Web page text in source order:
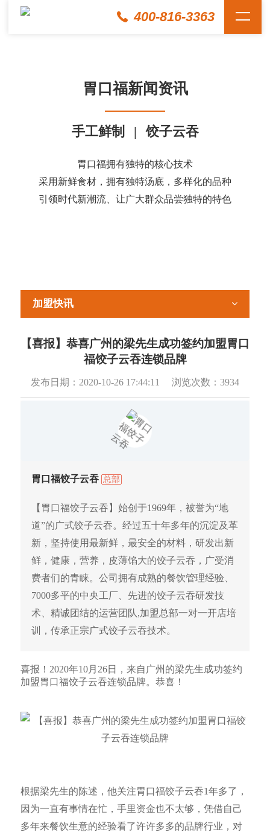
400-816-3363
胃口福新闻资讯
手工鲜制 | 饺子云吞
胃口福拥有独特的核心技术
采用新鲜食材，拥有独特汤底，多样化的品种
引领时代新潮流、让广大群众品尝独特的特色
加盟快讯
【喜报】恭喜广州的梁先生成功签约加盟胃口
福饺子云吞连锁品牌
发布日期： 2020-10-26 17:44:11 浏览次数： 3934
胃口福饺子云吞 总部
【胃口福饺子云吞】始创于1969年，被誉为“地
道”的广式饺子云吞。经过五十年多年的沉淀及革
新，坚持使用最新鲜，最安全的材料，研发出新
鲜，健康，营养，皮薄馅大的饺子云吞，广受消
费者们的青睐。公司拥有成熟的餐饮管理经验、
7000多平的中央工厂、先进的饺子云吞研发技
术、精诚团结的运营团队,加盟总部一对一开店培
训，传承正宗广式饺子云吞技术。
喜报！2020年10月26日，来自广州的梁先生成功签约
加盟胃口福饺子云吞连锁品牌。恭喜！
根据梁先生的陈述，他关注胃口福饺子云吞1年多了，
因为一直有事情在忙，手里资金也不太够，凭借自己
多年来餐饮生意的经验看了许许多多的品牌行业，对